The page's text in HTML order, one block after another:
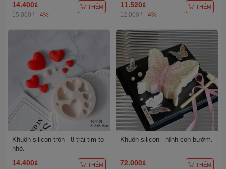
14.400₫
15.000₫ -4%
THÊM 11.520₫
12.000₫ -4%
THÊM
Khuôn silicon tròn - 8 trái tim to
nhỏ.
14.400₫ THÊM
Khuôn silicon - hình con bướm.
72.000₫ THÊM